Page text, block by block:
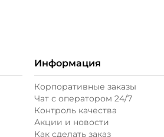
Информация
Корпоративные заказы
Чат с оператором 24/7
Контроль качества
Акции и новости
Как сделать заказ